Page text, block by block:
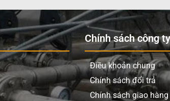
Chính sách công ty
Điều khoản chung
Chính sách đổi trả
Chính sách giao hàng